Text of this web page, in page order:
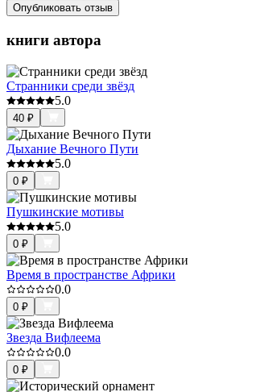
Опубликовать отзыв
книги автора
Странники среди звёзд
5.0
40 ₽
Дыхание Вечного Пути
5.0
0 ₽
Пушкинские мотивы
5.0
0 ₽
Время в пространстве Африки
0.0
0 ₽
Звезда Вифлеема
0.0
0 ₽